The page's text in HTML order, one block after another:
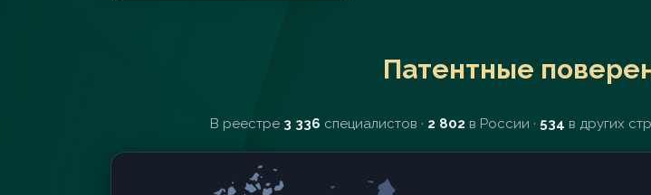
Патентные
В реестре 3 336 специалистов · 2 802 в России · 534 в других